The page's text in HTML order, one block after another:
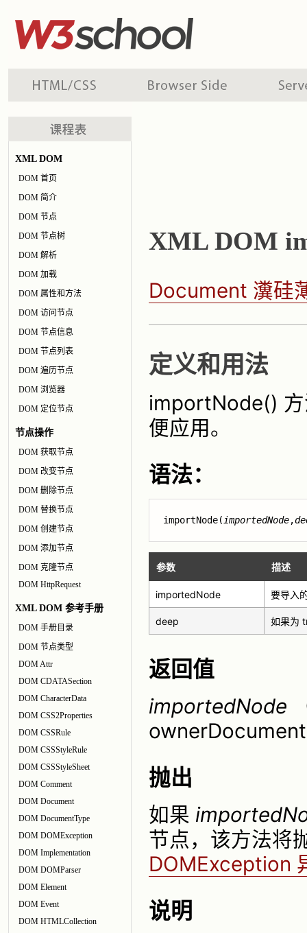
XML DOM
DOM 首页
DOM 简介
DOM 节点
DOM 节点树
DOM 解析
DOM 加载
DOM 属性和方法
DOM 访问节点
DOM 节点信息
DOM 节点列表
DOM 遍历节点
DOM 浏览器
DOM 定位节点
节点操作
DOM 获取节点
DOM 改变节点
DOM 删除节点
DOM 替换节点
DOM 创建节点
DOM 添加节点
DOM 克隆节点
DOM HttpRequest
XML DOM 参考手册
DOM 手册目录
DOM 节点类型
DOM Attr
DOM CDATASection
DOM CharacterData
DOM CSS2Properties
DOM CSSRule
DOM CSSStyleRule
DOM CSSStyleSheet
DOM Comment
DOM Document
DOM DocumentType
DOM DOMException
DOM Implementation
DOM DOMParser
DOM Element
DOM Event
DOM HTMLCollection
XML DOM
Document 瀵硅
定义和用法
importNode() 方
便应用。
语法：
importNode( importedNode,
参数 描述
importedNode 要导入
deep 如果为
返回值
importedNode
抛出
如果
节点，该方法将
DOMException
说明